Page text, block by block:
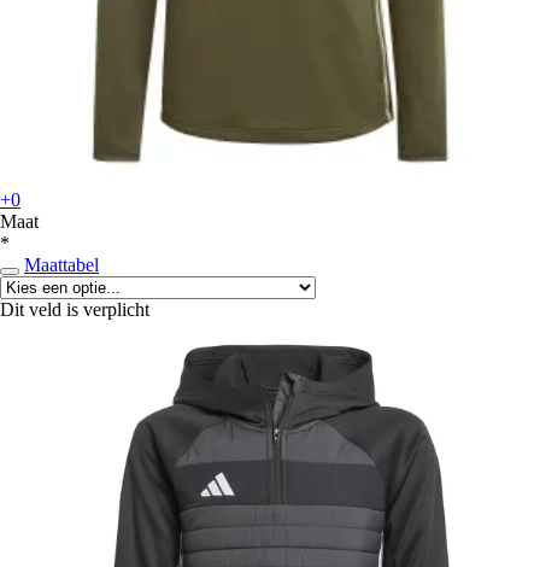
+0
Maat
*
Maattabel
Dit veld is verplicht